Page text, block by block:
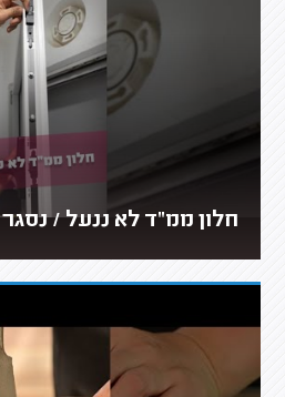
חלון ממ"ד לא ננעל / נסגר